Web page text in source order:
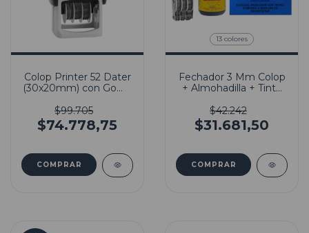
Colop Printer 52 Dater
(30x20mm) con Goma
$99.705
$74.778,75
13 colores
Fechador 3 Mm Colop
+ Almohadilla + Tinta
$42.242
$31.681,50
COMPRAR